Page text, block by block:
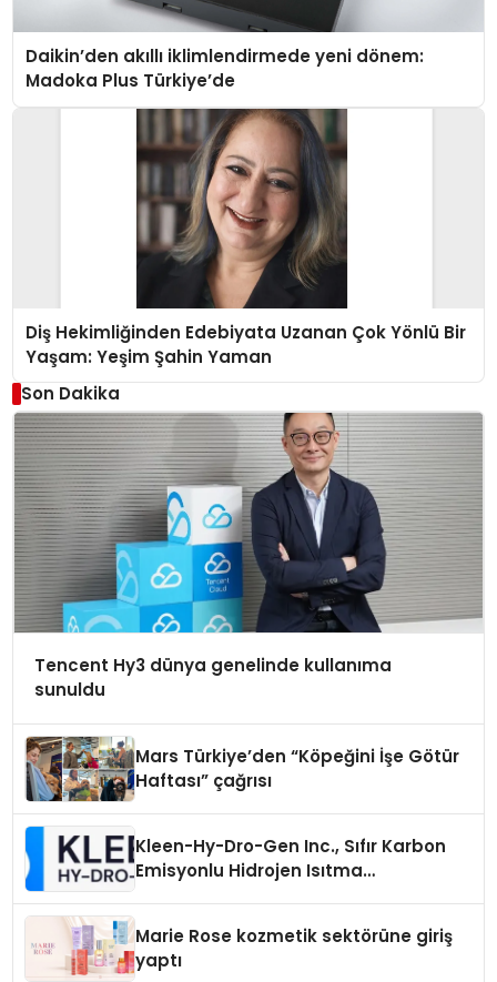
Daikin’den akıllı iklimlendirmede yeni dönem:
Madoka Plus Türkiye’de
Diş Hekimliğinden Edebiyata Uzanan Çok Yönlü Bir
Yaşam: Yeşim Şahin Yaman
Son Dakika
Tencent Hy3 dünya genelinde kullanıma
sunuldu
Mars Türkiye’den “Köpeğini İşe Götür
Haftası” çağrısı
Kleen-Hy-Dro-Gen Inc., Sıfır Karbon
Emisyonlu Hidrojen Isıtma
Marie Rose kozmetik sektörüne giriş
yaptı